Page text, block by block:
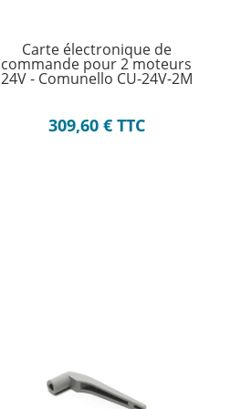
Carte électronique de
commande pour 2 moteurs
24V - Comunello CU-24V-2M
309,60 € TTC